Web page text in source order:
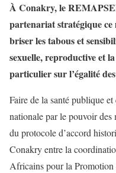
À Conakry, le
partenariat stratégique
briser les tabous et
sexuelle, reproductive et
particulier sur l’égalité
Faire de la santé publique
nationale par le pouvoir des
du protocole d’accord
Conakry entre la
Africains pour la Promotion